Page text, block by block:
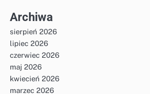
Archiwa
sierpień 2026
lipiec 2026
czerwiec 2026
maj 2026
kwiecień 2026
marzec 2026